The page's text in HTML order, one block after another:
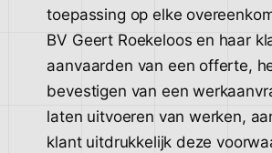
toepassing op elke
BV Geert Roekeloos en haar
aanvaarden van een offerte,
bevestigen van een
laten uitvoeren van werken,
klant uitdrukkelijk deze